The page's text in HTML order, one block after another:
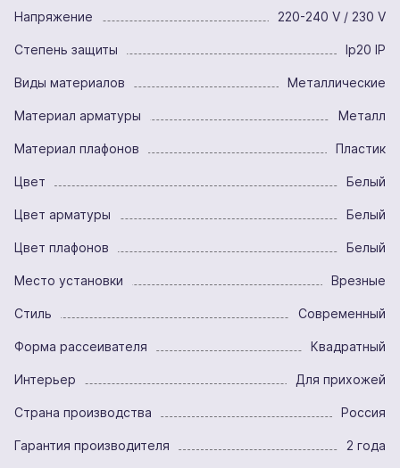
Напряжение 220-240 V / 230 V
Степень защиты Ip20 IP
Виды материалов Металлические
Материал арматуры Металл
Материал плафонов Пластик
Цвет Белый
Цвет арматуры Белый
Цвет плафонов Белый
Место установки Врезные
Стиль Современный
Форма рассеивателя Квадратный
Интерьер Для прихожей
Страна производства Россия
Гарантия производителя 2 года